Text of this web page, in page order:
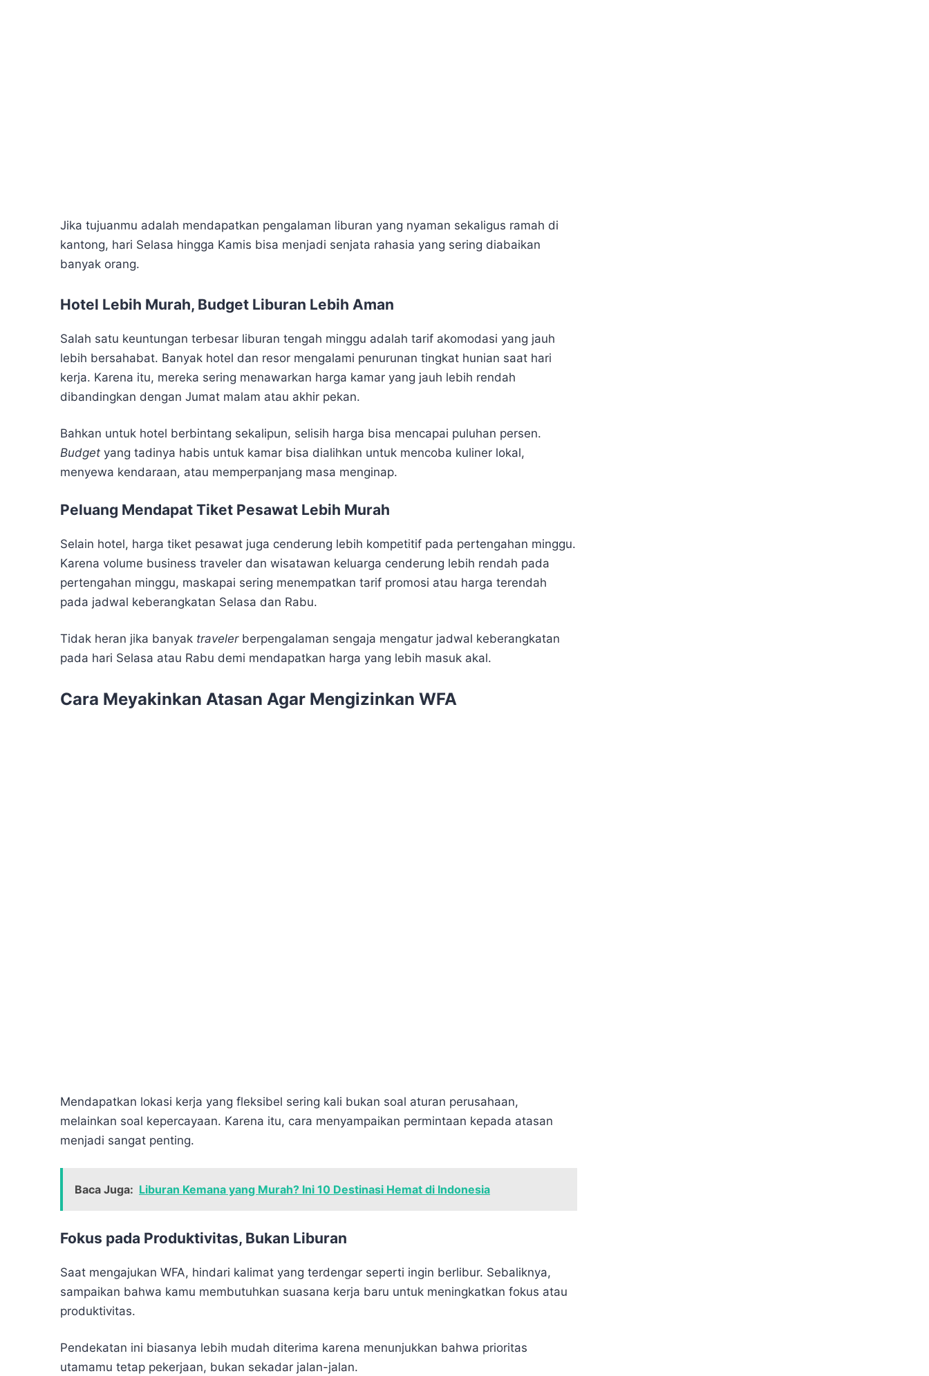
Jika tujuanmu adalah mendapatkan pengalaman liburan yang nyaman sekaligus ramah di
kantong, hari Selasa hingga Kamis bisa menjadi senjata rahasia yang sering diabaikan
banyak orang.
Hotel Lebih Murah, Budget Liburan Lebih Aman
Salah satu keuntungan terbesar liburan tengah minggu adalah tarif akomodasi yang jauh
lebih bersahabat. Banyak hotel dan resor mengalami penurunan tingkat hunian saat hari
kerja. Karena itu, mereka sering menawarkan harga kamar yang jauh lebih rendah
dibandingkan dengan Jumat malam atau akhir pekan.
Bahkan untuk hotel berbintang sekalipun, selisih harga bisa mencapai puluhan persen.
Budget yang tadinya habis untuk kamar bisa dialihkan untuk mencoba kuliner lokal,
menyewa kendaraan, atau memperpanjang masa menginap.
Peluang Mendapat Tiket Pesawat Lebih Murah
Selain hotel, harga tiket pesawat juga cenderung lebih kompetitif pada pertengahan minggu.
Karena volume business traveler dan wisatawan keluarga cenderung lebih rendah pada
pertengahan minggu, maskapai sering menempatkan tarif promosi atau harga terendah
pada jadwal keberangkatan Selasa dan Rabu.
Tidak heran jika banyak travelerberpengalaman sengaja mengatur jadwal keberangkatan
pada hari Selasa atau Rabu demi mendapatkan harga yang lebih masuk akal.
Cara Meyakinkan Atasan Agar Mengizinkan WFA
Mendapatkan lokasi kerja yang fleksibel sering kali bukan soal aturan perusahaan,
melainkan soal kepercayaan. Karena itu, cara menyampaikan permintaan kepada atasan
menjadi sangat penting.
Baca Juga: Liburan Kemana yang Murah? Ini 10 Destinasi Hemat di Indonesia
Fokus pada Produktivitas, Bukan Liburan
Saat mengajukan WFA, hindari kalimat yang terdengar seperti ingin berlibur. Sebaliknya,
sampaikan bahwa kamu membutuhkan suasana kerja baru untuk meningkatkan fokus atau
produktivitas.
Pendekatan ini biasanya lebih mudah diterima karena menunjukkan bahwa prioritas
utamamu tetap pekerjaan, bukan sekadar jalan-jalan.